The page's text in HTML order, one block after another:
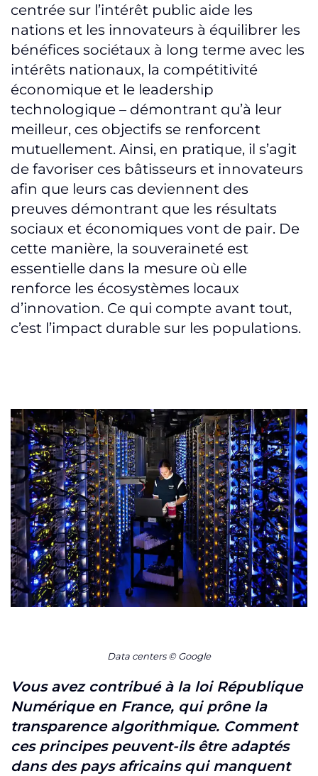
centrée sur l’intérêt public aide les
nations et les innovateurs à équilibrer les
bénéfices sociétaux à long terme avec les
intérêts nationaux, la compétitivité
économique et le leadership
technologique – démontrant qu’à leur
meilleur, ces objectifs se renforcent
mutuellement. Ainsi, en pratique, il s’agit
de favoriser ces bâtisseurs et innovateurs
afin que leurs cas deviennent des
preuves démontrant que les résultats
sociaux et économiques vont de pair. De
cette manière, la souveraineté est
essentielle dans la mesure où elle
renforce les écosystèmes locaux
d’innovation. Ce qui compte avant tout,
c’est l’impact durable sur les populations.
Data centers © Google
Vous avez contribué à la loi République
Numérique en France, qui prône la
transparence algorithmique. Comment
ces principes peuvent-ils être adaptés
dans des pays africains qui manquent